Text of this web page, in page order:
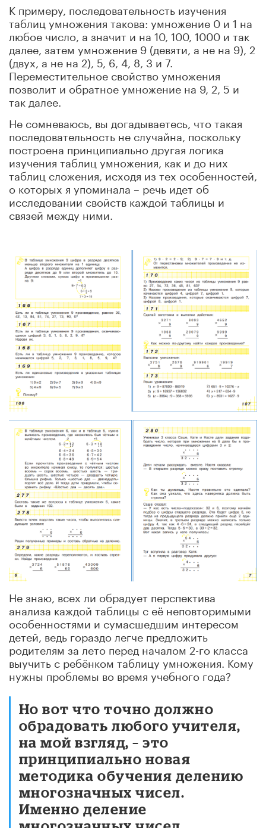
К примеру, последовательность изучения
таблиц умножения такова: умножение 0 и 1 на
любое число, а значит и на 10, 100, 1000 и так
далее, затем умножение 9 (девяти, а не на 9), 2
(двух, а не на 2), 5, 6, 4, 8, 3 и 7.
Переместительное свойство умножения
позволит и обратное умножение на 9, 2, 5 и
так далее.
Не сомневаюсь, вы догадываетесь, что такая
последовательность не случайна, поскольку
построена принципиально другая логика
изучения таблиц умножения, как и до них
таблиц сложения, исходя из тех особенностей,
о которых я упоминала – речь идет об
исследовании свойств каждой таблицы и
связей между ними.
Не знаю, всех ли обрадует перспектива
анализа каждой таблицы с её неповторимыми
особенностями и сумасшедшим интересом
детей, ведь гораздо легче предложить
родителям за лето перед началом 2-го класса
выучить с ребёнком таблицу умножения. Кому
нужны проблемы во время учебного года?
Но вот что точно должно
обрадовать любого учителя,
на мой взгляд, – это
принципиально новая
методика обучения делению
многозначных чисел.
Именно деление